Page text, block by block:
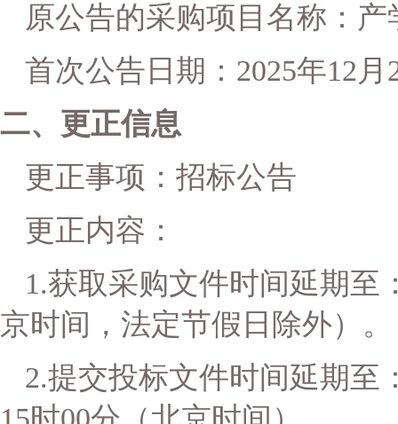
原公告的采购项目名称：
首次公告日期： 2025年12月
二、更正信息
更正事项：招标公告
更正内容：
1.获取采购文件时间延期至
京时间，法定节假日除外）。
2.提交投标文件时间延期至